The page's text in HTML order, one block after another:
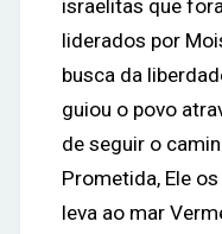
israelitas que
liderados por
busca da
guiou o povo
de seguir o
Prometida, Ele
leva ao mar